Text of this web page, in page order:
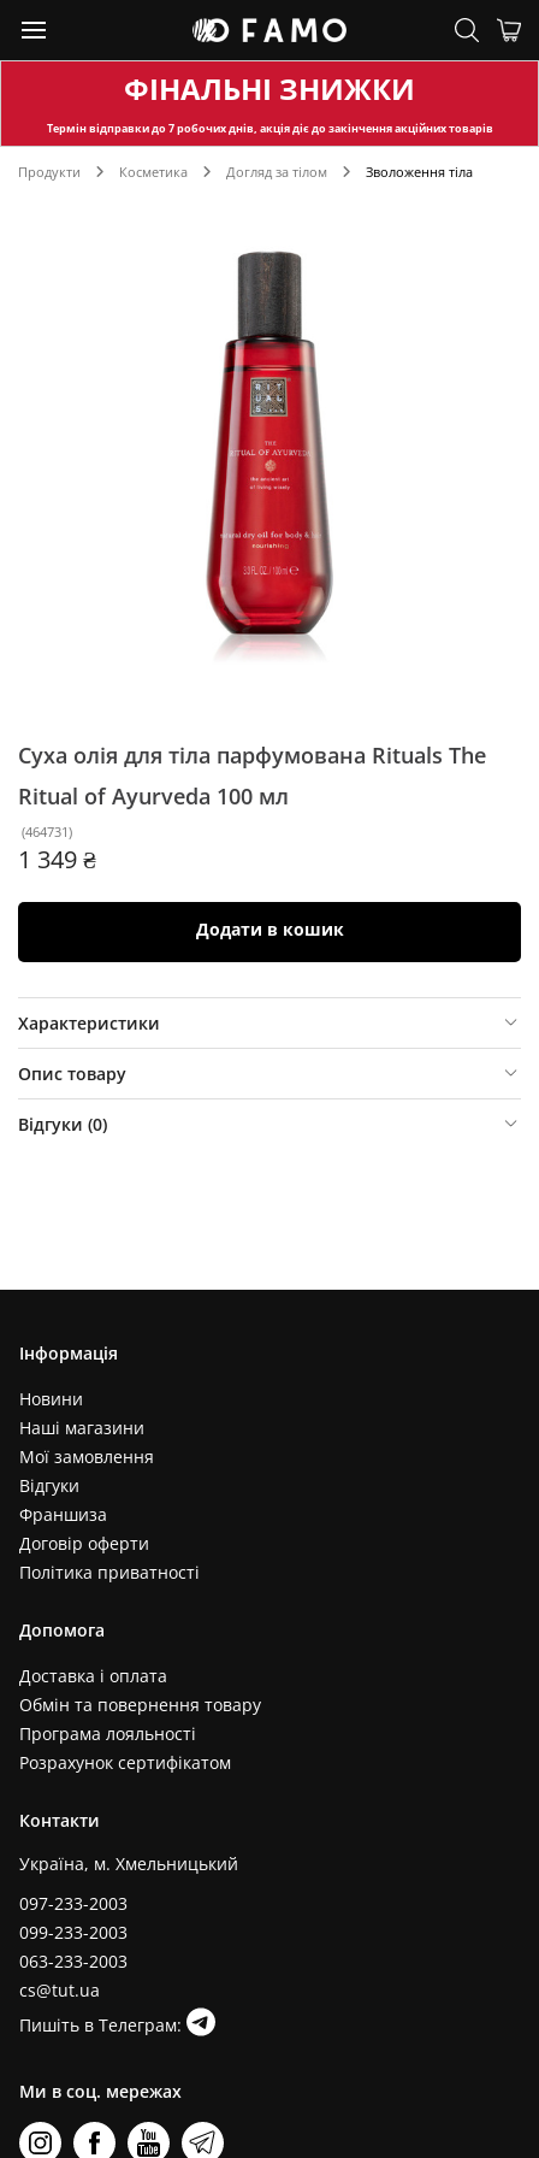
ФІНАЛЬНІ ЗНИЖКИ
Термін відправкидо 7 робочих днів, акція діє до закінчення акційних товарів
Продукти Косметика Догляд за тілом Зволоження тіла
Суха олія для тіла парфумована Rituals The
Ritual of Ayurveda 100 мл
(464731)
1 349 ₴
Додати в кошик
Характеристики
Опис товару
Відгуки (0)
Інформація
Новини
Наші магазини
Мої замовлення
Відгуки
Франшиза
Договір оферти
Політика приватності
Допомога
Доставка і оплата
Обмін та повернення товару
Програма лояльності
Розрахунок сертифікатом
Контакти
Україна, м. Хмельницький
097-233-2003
099-233-2003
063-233-2003
cs@tut.ua
Пишіть в Телеграм:
Ми в соц. мережах